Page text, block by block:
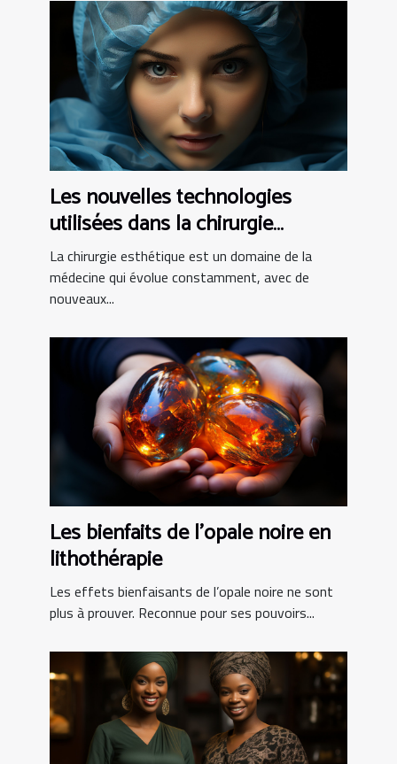
Les nouvelles technologies
utilisées dans la chirurgie
esthétique tunisienne
La chirurgie esthétique est un domaine de la
médecine qui évolue constamment, avec de
nouveaux...
Les bienfaits de l’opale noire en
lithothérapie
Les effets bienfaisants de l’opale noire ne sont
plus à prouver. Reconnue pour ses pouvoirs...